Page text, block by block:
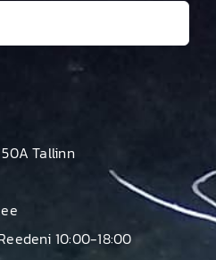
Tallinn
10:00-18:00